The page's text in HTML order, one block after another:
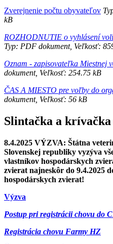
Zverejnenie počtu obyvateľov
kB
ROZHODNUTIE o vyhlásení
Typ: PDF dokument, Veľkosť:
Oznam - zapisovateľka Miestnej
dokument, Veľkosť: 254.75 kB
ČAS A MIESTO pre voľby do
dokument, Veľkosť: 56 kB
Slintačka a
8.4.2025 VÝZVA: Štátna
Slovenskej republiky vyzýva
vlastníkov hospodárskych
zvierat najneskôr do 9.4.2025
hospodárskych zvierat!
Výzva
Postup pri registrácii chovu do
Registrácia chovu Farmy HZ